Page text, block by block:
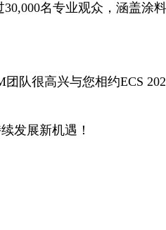
名专业观众，涵盖涂
队很高兴与您相约ECS
发展新机遇！